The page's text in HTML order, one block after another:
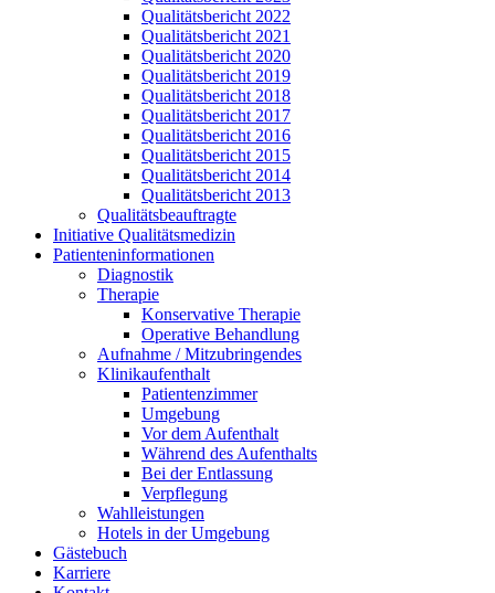
Qualitätsbericht 2022
Qualitätsbericht 2021
Qualitätsbericht 2020
Qualitätsbericht 2019
Qualitätsbericht 2018
Qualitätsbericht 2017
Qualitätsbericht 2016
Qualitätsbericht 2015
Qualitätsbericht 2014
Qualitätsbericht 2013
Qualitätsbeauftragte
Initiative Qualitätsmedizin
Patienteninformationen
Diagnostik
Therapie
Konservative Therapie
Operative Behandlung
Aufnahme / Mitzubringendes
Klinikaufenthalt
Patientenzimmer
Umgebung
Vor dem Aufenthalt
Während des Aufenthalts
Bei der Entlassung
Verpflegung
Wahlleistungen
Hotels in der Umgebung
Gästebuch
Karriere